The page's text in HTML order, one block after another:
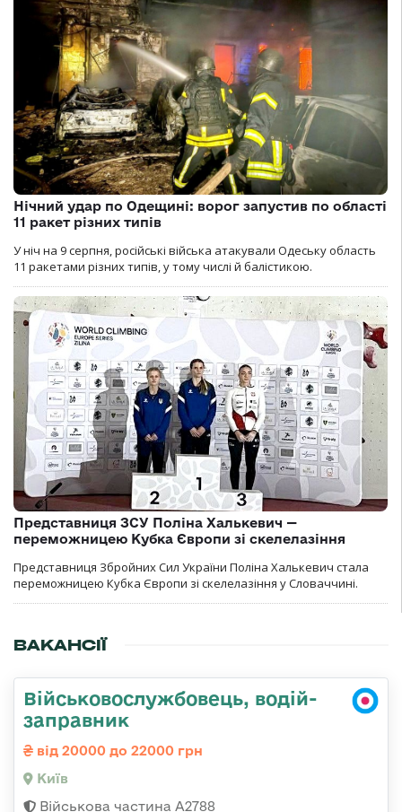
Нічний удар по Одещині: ворог запустив по області
11 ракет різних типів
У ніч на 9 серпня, російські війська атакували Одеську область
11 ракетами різних типів, у тому числі й балістикою.
Представниця ЗСУ Поліна Халькевич —
переможницею Кубка Європи зі скелелазіння
Представниця Збройних Сил України Поліна Халькевич стала
переможницею Кубка Європи зі скелелазіння у Словаччині.
ВАКАНСІЇ
Військовослужбовець, водій-
заправник
від 20000 до 22000 грн
Київ
Військова частина А2788